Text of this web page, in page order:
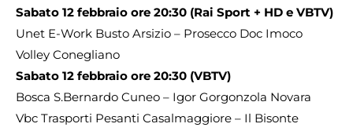
Sabato 12 febbraio ore 20:30 (Rai Sport + HD e VBTV)
Unet E-Work Busto Arsizio – Prosecco Doc Imoco
Volley Conegliano
Sabato 12 febbraio ore 20:30 (VBTV)
Bosca S.Bernardo Cuneo – Igor Gorgonzola Novara
Vbc Trasporti Pesanti Casalmaggiore – Il Bisonte